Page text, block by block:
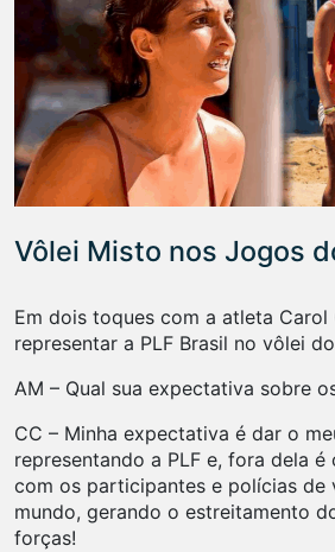
Vôlei Misto nos Jogos
Em dois toques com a atleta Carol
representar a PLF Brasil no vôlei
AM – Qual sua expectativa sobre
CC – Minha expectativa é dar o
representando a PLF e, fora dela
com os participantes e polícias de
mundo, gerando o estreitamento
forças!